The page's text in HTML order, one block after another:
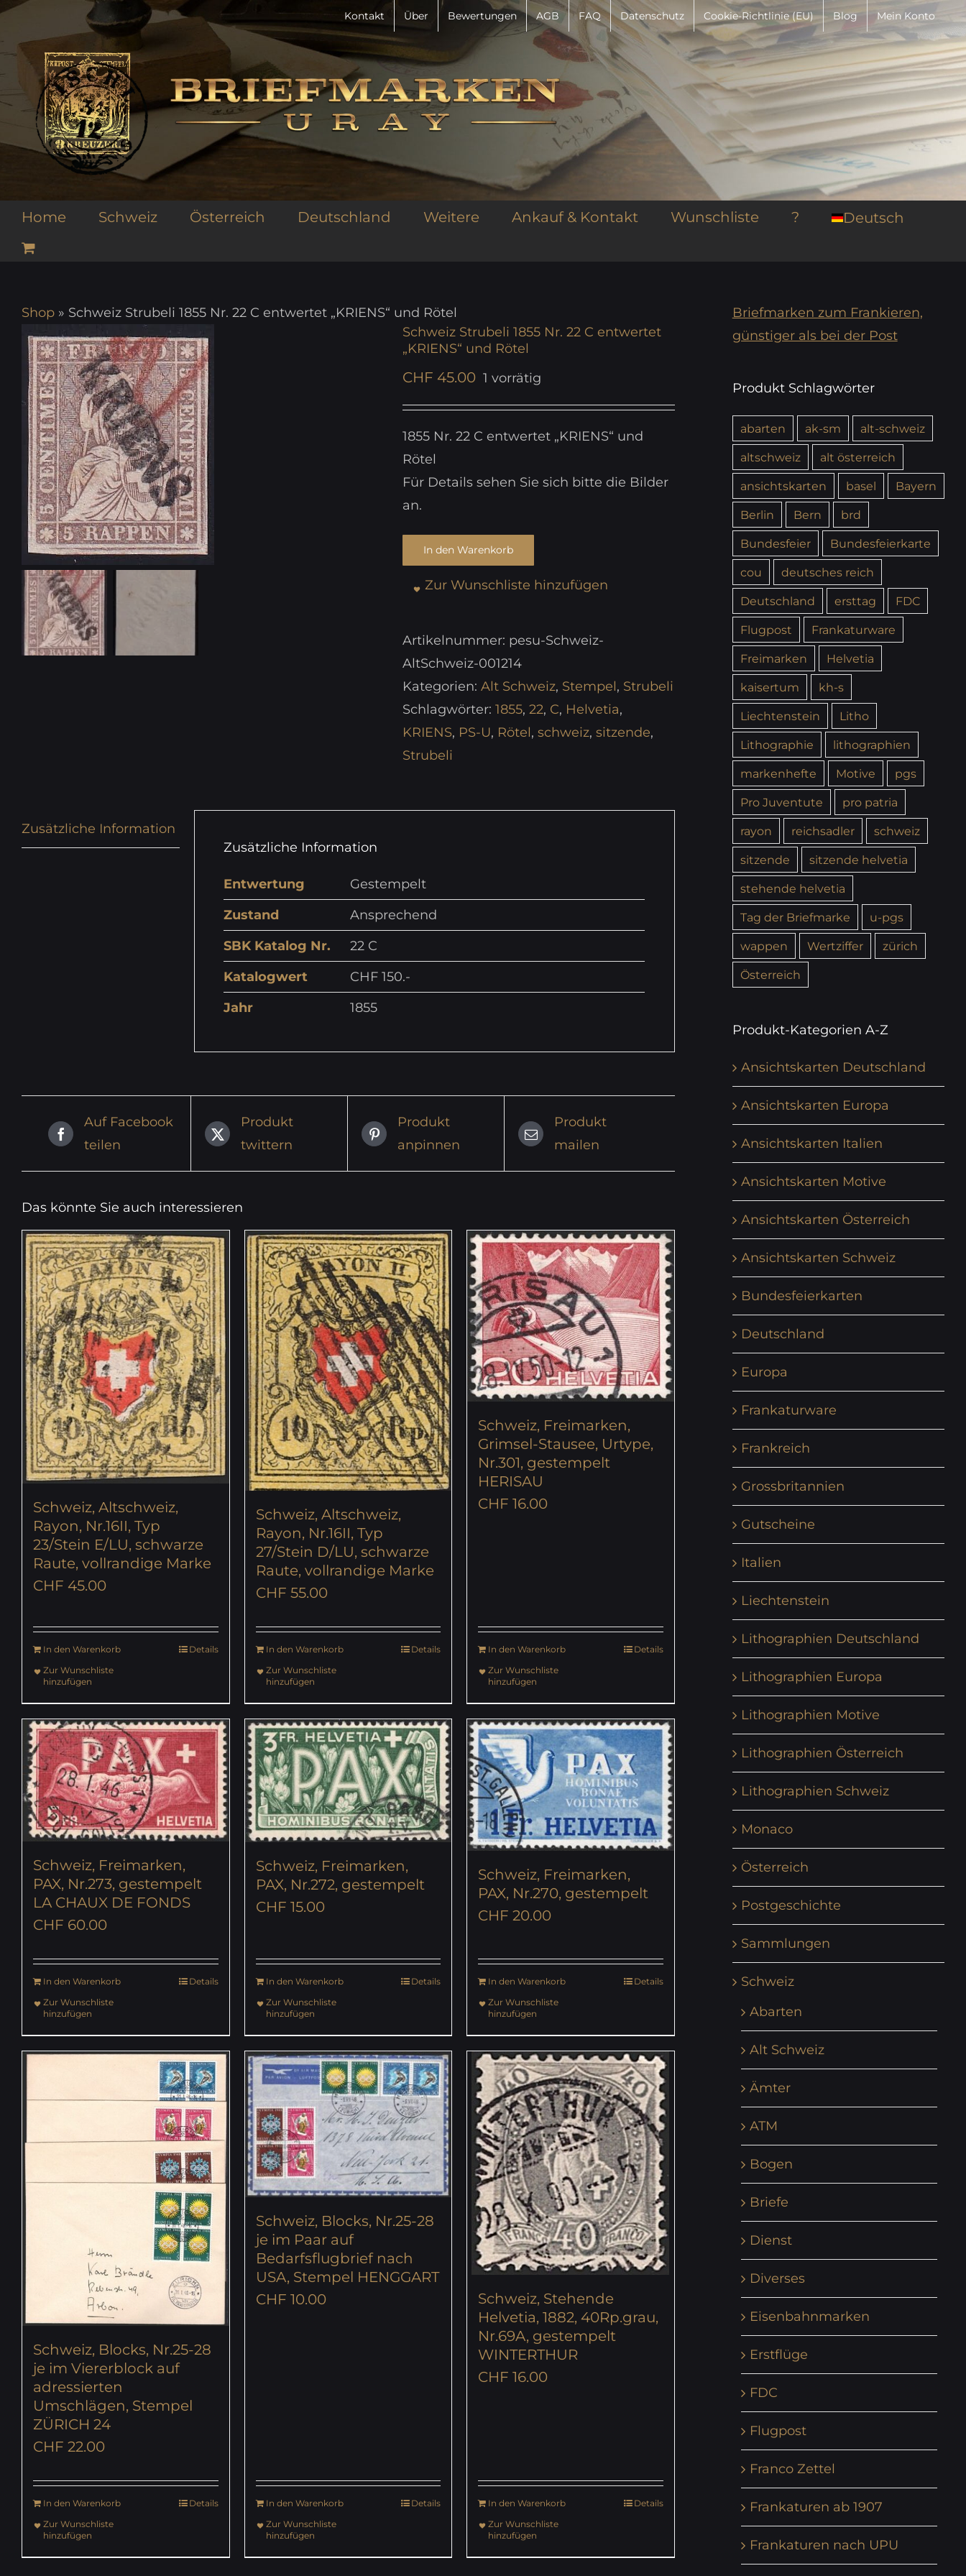
Zum
springen
Kontakt Über Bewertungen AGB FAQ Datenschutz Cookie-Richtlinie (EU) Blog Mein Konto
Home Schweiz Österreich Deutschland Weitere Ankauf & Kontakt Wunschliste ? Deutsch
Shop » Schweiz Strubeli 1855 Nr. 22 C entwertet „KRIENS“ und Rötel
Schweiz Strubeli 1855 Nr. 22 C entwertet
„KRIENS“ und Rötel
CHF 45.00 1 vorrätig
1855 Nr. 22 C entwertet „KRIENS“ und
Rötel
Für Details sehen Sie sich bitte die Bilder
an.
In den Warenkorb
Zur Wunschliste hinzufügen
Artikelnummer: pesu-Schweiz-
AltSchweiz-001214
Kategorien: Alt Schweiz, Stempel, Strubeli
Schlagwörter: 1855, 22, C, Helvetia,
KRIENS, PS-U, Rötel, schweiz, sitzende,
Strubeli
Zusätzliche Information
Zusätzliche Information
Entwertung
Gestempelt
Zustand
Ansprechend
SBK Katalog Nr.
22 C
Katalogwert
CHF 150.-
Jahr
1855
Auf Facebook
teilen
Produkt
twittern
Produkt
anpinnen
Produkt
mailen
Das könnte Sie auch interessieren
Schweiz, Altschweiz,
Rayon, Nr.16II, Typ
23/Stein E/LU, schwarze
Raute, vollrandige Marke
CHF 45.00
In den Warenkorb
Details
Zur Wunschliste
hinzufügen
Schweiz, Altschweiz,
Rayon, Nr.16II, Typ
27/Stein D/LU, schwarze
Raute, vollrandige Marke
CHF 55.00
In den Warenkorb
Details
Zur Wunschliste
hinzufügen
Schweiz, Freimarken,
Grimsel-Stausee, Urtype,
Nr.301, gestempelt
HERISAU
CHF 16.00
In den Warenkorb
Details
Zur Wunschliste
hinzufügen
Schweiz, Freimarken,
PAX, Nr.273, gestempelt
LA CHAUX DE FONDS
CHF 60.00
In den Warenkorb
Details
Zur Wunschliste
hinzufügen
Schweiz, Freimarken,
PAX, Nr.272, gestempelt
CHF 15.00
In den Warenkorb
Details
Zur Wunschliste
hinzufügen
Schweiz, Freimarken,
PAX, Nr.270, gestempelt
CHF 20.00
In den Warenkorb
Details
Zur Wunschliste
hinzufügen
Schweiz, Blocks, Nr.25-28
je im Viererblock auf
adressierten
Umschlägen, Stempel
ZÜRICH 24
CHF 22.00
In den Warenkorb
Details
Zur Wunschliste
hinzufügen
Schweiz, Blocks, Nr.25-28
je im Paar auf
Bedarfsflugbrief nach
USA, Stempel HENGGART
CHF 10.00
In den Warenkorb
Details
Zur Wunschliste
hinzufügen
Schweiz, Stehende
Helvetia, 1882, 40Rp.grau,
Nr.69A, gestempelt
WINTERTHUR
CHF 16.00
In den Warenkorb
Details
Zur Wunschliste
hinzufügen
Briefmarken zum Frankieren,
günstiger als bei der Post
Produkt Schlagwörter
abarten ak-sm
alt-schweiz
altschweiz
alt österreich
ansichtskarten
basel
Bayern
Berlin
Bern
brd
Bundesfeier
Bundesfeierkarte
cou
deutsches reich
Deutschland
ersttag
FDC
Flugpost
Frankaturware
Freimarken
Helvetia
kaisertum
kh-s
Liechtenstein
Litho
Lithographie
lithographien
markenhefte
Motive
pgs
Pro Juventute
pro patria
rayon
reichsadler
schweiz
sitzende
sitzende helvetia
stehende helvetia
Tag der Briefmarke
u-pgs
wappen
Wertziffer
zürich
Österreich
Produkt-Kategorien A-Z
Ansichtskarten Deutschland
Ansichtskarten Europa
Ansichtskarten Italien
Ansichtskarten Motive
Ansichtskarten Österreich
Ansichtskarten Schweiz
Bundesfeierkarten
Deutschland
Europa
Frankaturware
Frankreich
Grossbritannien
Gutscheine
Italien
Liechtenstein
Lithographien Deutschland
Lithographien Europa
Lithographien Motive
Lithographien Österreich
Lithographien Schweiz
Monaco
Österreich
Postgeschichte
Sammlungen
Schweiz
Abarten
Alt Schweiz
Ämter
ATM
Bogen
Briefe
Dienst
Diverses
Eisenbahnmarken
Erstflüge
FDC
Flugpost
Franco Zettel
Frankaturen ab 1907
Frankaturen nach UPU